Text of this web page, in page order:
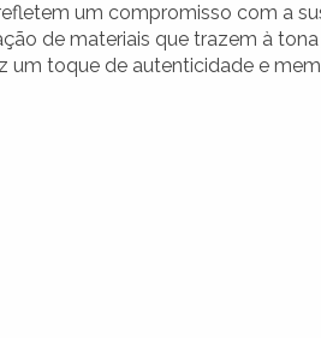
um compromisso com a
de materiais que trazem à
um toque de autenticidade e